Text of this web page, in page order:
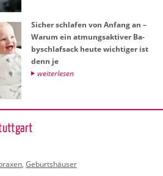
Si­cher schla­fen von An­fang an –
Warum ein at­mungs­ak­ti­ver Ba­
by­schlaf­sack heute wich­ti­ger ist
denn je
wei­ter­le­sen
, Geburtshäuser